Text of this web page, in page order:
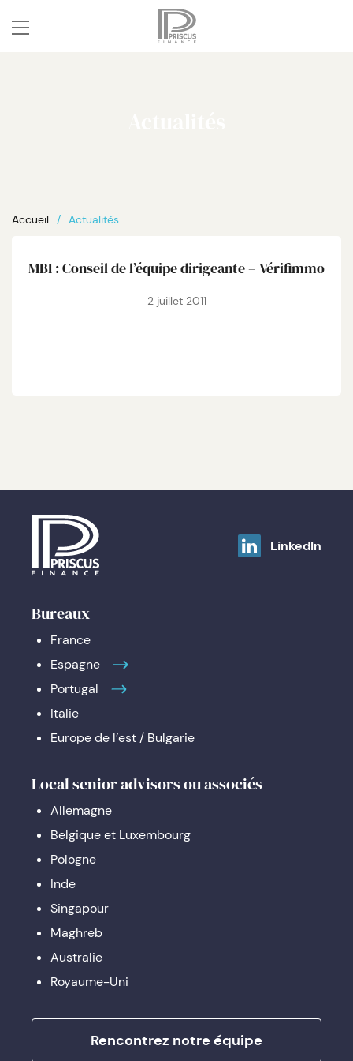
Accueil Actualités
MBI : Conseil de l’équipe dirigeante – Vérifimmo
2 juillet 2011
LinkedIn
Bureaux
France
Espagne
Portugal
Italie
Europe de l’est / Bulgarie
Local senior advisors ou associés
Allemagne
Belgique et Luxembourg
Pologne
Inde
Singapour
Maghreb
Australie
Royaume-Uni
Rencontrez notre équipe